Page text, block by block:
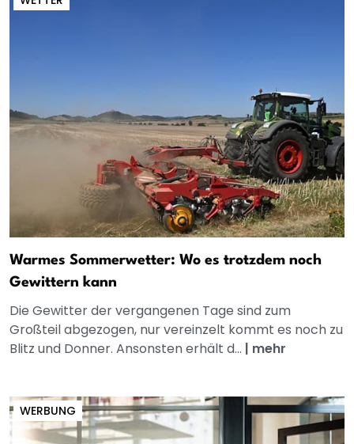
Warmes Sommerwetter: Wo es trotzdem noch
Gewittern kann
Die Gewitter der vergangenen Tage sind zum
Großteil abgezogen, nur vereinzelt kommt es noch zu
Blitz und Donner. Ansonsten erhält d... | mehr
WERBUNG